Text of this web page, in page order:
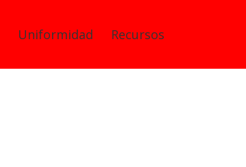
Uniformidad Recursos